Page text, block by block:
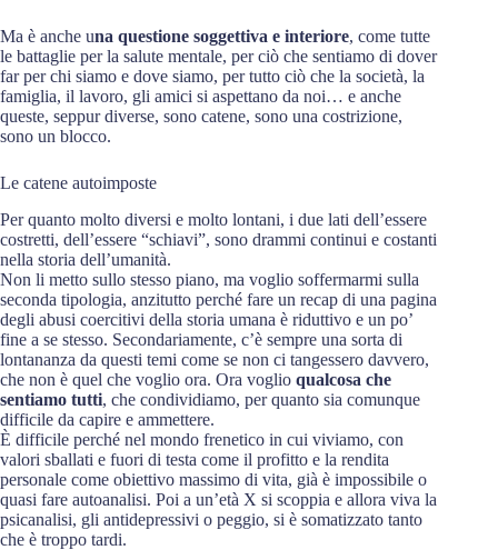
Ma è anche una questione soggettiva e interiore, come tutte
le battaglie per la salute mentale, per ciò che sentiamo di dover
far per chi siamo e dove siamo, per tutto ciò che la società, la
famiglia, il lavoro, gli amici si aspettano da noi… e anche
queste, seppur diverse, sono catene, sono una costrizione,
sono un blocco.
Le catene autoimposte
Per quanto molto diversi e molto lontani, i due lati dell’essere
costretti, dell’essere “schiavi”, sono drammi continui e costanti
nella storia dell’umanità.
Non li metto sullo stesso piano, ma voglio soffermarmi sulla
seconda tipologia, anzitutto perché fare un recap di una pagina
degli abusi coercitivi della storia umana è riduttivo e un po’
fine a se stesso. Secondariamente, c’è sempre una sorta di
lontananza da questi temi come se non ci tangessero davvero,
che non è quel che voglio ora. Ora voglio qualcosa che
sentiamo tutti, che condividiamo, per quanto sia comunque
difficile da capire e ammettere.
È difficile perché nel mondo frenetico in cui viviamo, con
valori sballati e fuori di testa come il profitto e la rendita
personale come obiettivo massimo di vita, già è impossibile o
quasi fare autoanalisi. Poi a un’età X si scoppia e allora viva la
psicanalisi, gli antidepressivi o peggio, si è somatizzato tanto
che è troppo tardi.